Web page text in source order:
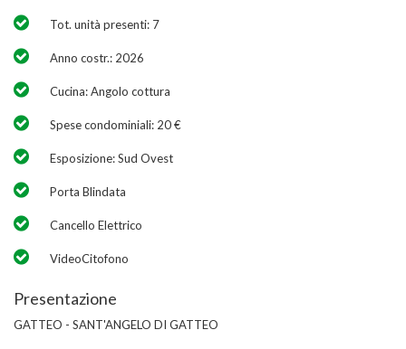
Tot. unità presenti: 7
Anno costr.: 2026
Cucina: Angolo cottura
Spese condominiali: 20 €
Esposizione: Sud Ovest
Porta Blindata
Cancello Elettrico
VideoCitofono
Presentazione
GATTEO - SANT'ANGELO DI GATTEO